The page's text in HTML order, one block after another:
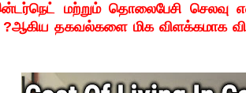
மற்றும் தொலைபேசி செலவு
?ஆகிய தகவல்களை மிக விளக்கமாக